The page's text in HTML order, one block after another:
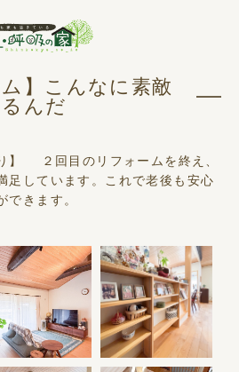
ム】こんなに素敵
んだ
】 ２回目のリフォームを終え、
足しています。これで老後も安心
できます。